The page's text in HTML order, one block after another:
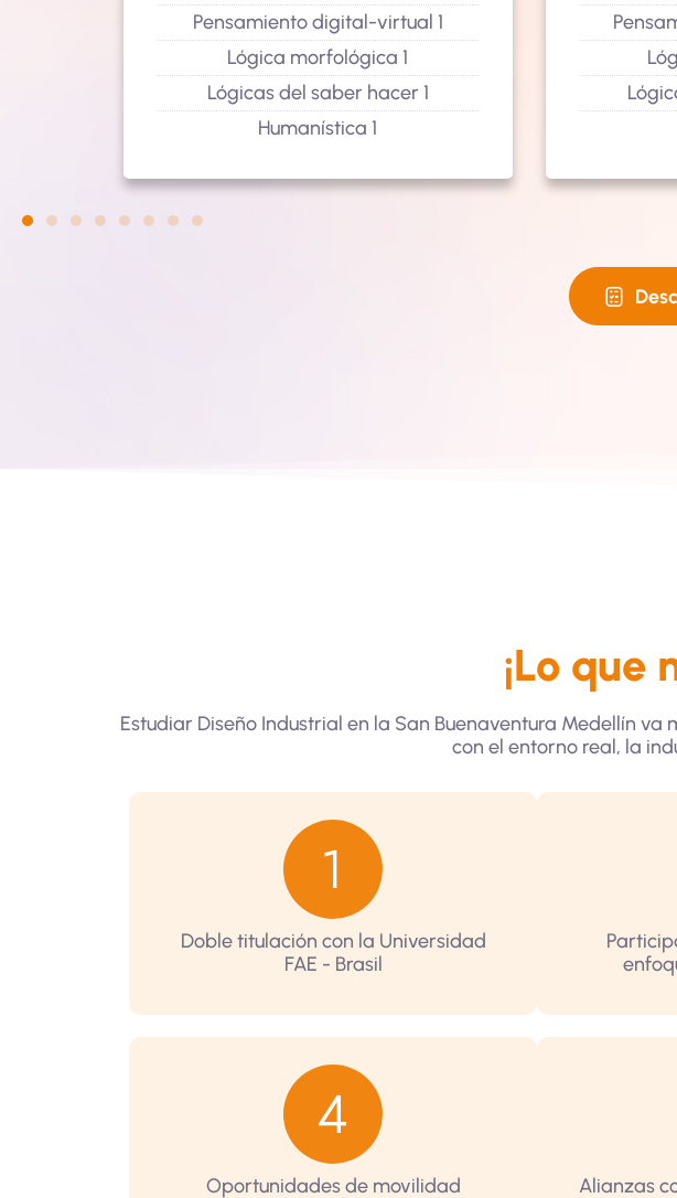
Pensamiento digital-virtual 1
Lógica morfológica 1
Lógicas del saber hacer 1
Humanística 1
¡Lo que
Estudiar Diseño Industrial en la San Buenaventura Medellín
con el entorno real, la
Doble titulación con la Universidad
FAE - Brasil
Oportunidades de movilidad
Alianzas